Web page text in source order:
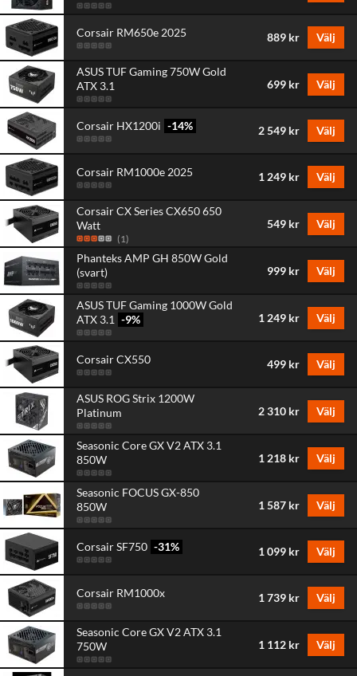
Corsair RM650e 2025 889 kr Välj
ASUS TUF Gaming 750W Gold
ATX 3.1
699 kr Välj
Corsair HX1200i -14% 2 549 kr Välj
Corsair RM1000e 2025 1 249 kr Välj
Corsair CX Series CX650 650
Watt
(1)
549 kr Välj
Phanteks AMP GH 850W Gold
(svart)
999 kr Välj
ASUS TUF Gaming 1000W Gold
ATX 3.1 -9% 1 249 kr Välj
Corsair CX550 499 kr Välj
ASUS ROG Strix 1200W
Platinum
2 310 kr Välj
Seasonic Core GX V2 ATX 3.1
850W
1 218 kr Välj
Seasonic FOCUS GX-850
850W
1 587 kr Välj
Corsair SF750 -31% 1 099 kr Välj
Corsair RM1000x 1 739 kr Välj
Seasonic Core GX V2 ATX 3.1
750W
1 112 kr Välj